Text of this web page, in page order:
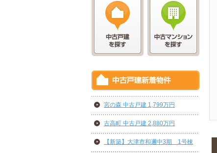
宮の森 中古戸建 1,799万円
古高町 中古戸建 2,880万円
【新築】大津市和邇中3期 1号棟